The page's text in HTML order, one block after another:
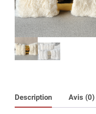
Description Avis (0)